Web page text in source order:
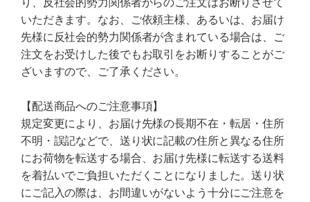
いただきます。なお、ご依頼主様、あるいは、お届け
先様に反社会的勢力関係者が含まれている場合は、ご
注文をお受けした後でもお取引をお断りすることがご
ざいますので、ご了承ください。
【配送商品へのご注意事項】
規定変更により、お届け先様の長期不在・転居・住所
不明・誤記などで、送り状に記載の住所と異なる住所
にお荷物を転送する場合、お届け先様に転送する送料
を着払いでご負担いただくことになりました。送り状
にご記入の際は、お間違いがないよう十分にご注意を